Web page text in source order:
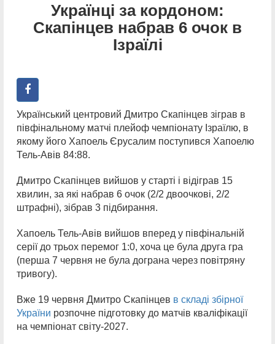
Українці за кордоном:
Скапінцев набрав 6 очок в
Ізраїлі
Український центровий Дмитро Скапінцев зіграв в
півфінальному матчі плейоф чемпіонату Ізраїлю, в
якому його Хапоель Єрусалим поступився Хапоелю
Тель-Авів 84:88.
Дмитро Скапінцев вийшов у старті і відіграв 15
хвилин, за які набрав 6 очок (2/2 двоочкові, 2/2
штрафні), зібрав 3 підбирання.
Хапоель Тель-Авів вийшов вперед у півфінальній
серії до трьох перемог 1:0, хоча це була друга гра
(перша 7 червня не була дограна через повітряну
тривогу).
Вже 19 червня Дмитро Скапінцев в складі збірної
України розпочне підготовку до матчів кваліфікації
на чемпіонат світу-2027.